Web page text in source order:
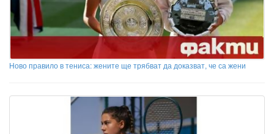
Ново правило в тениса: жените ще трябват да доказват, че са жени